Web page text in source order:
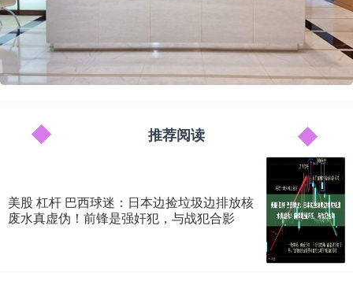
推荐阅读
美股 杠杆 巴西球迷：日本边捡垃圾边排放核
废水真虚伪！前锋是强奸犯，与战犯合影